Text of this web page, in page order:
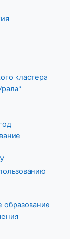
кластера
образование